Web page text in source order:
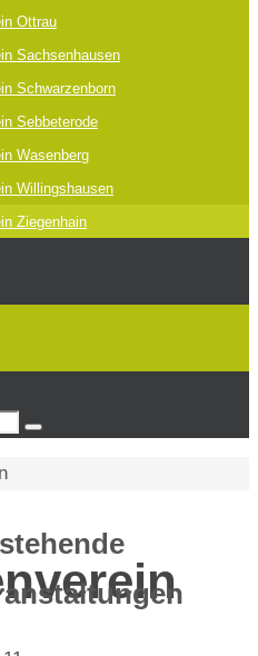
Ottrau
Sachsenhausen
Schwarzenborn
Sebbeterode
Wasenberg
Willingshausen
Ziegenhain
Suchen